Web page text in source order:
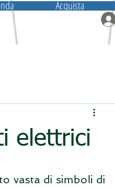
Acquista
elettrici
vasta di simboli di